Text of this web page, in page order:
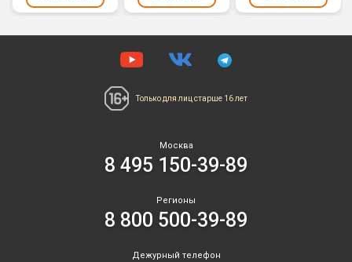
Только для лиц старше 16 лет
Москва
8 495 150-39-89
Регионы
8 800 500-39-89
Дежурный телефон